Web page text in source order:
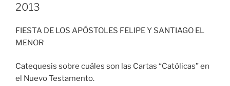
2013
FIESTA DE LOS APÓSTOLES FELIPE Y SANTIAGO EL
MENOR
Catequesis sobre cuáles son las Cartas “Católicas” en
el Nuevo Testamento.